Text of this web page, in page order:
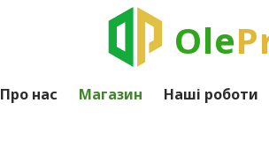
Ole
Про нас Магазин
Наші роботи